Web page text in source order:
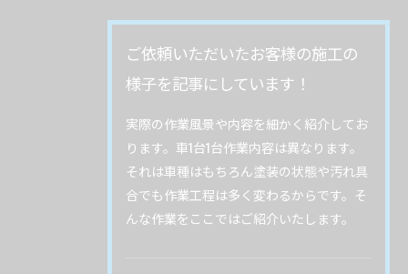
ご依頼いただいたお客様の施工の
様子を記事にしています！
実際の作業風景や内容を細かく紹介してお
ります。車1台1台作業内容は異なります。
それは車種はもちろん塗装の状態や汚れ具
合でも作業工程は多く変わるからです。そ
んな作業をここではご紹介いたします。